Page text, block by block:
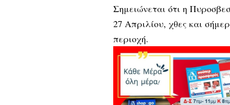
Σημειώνεται ότι η
27 Απριλίου, χθες και
περιοχή.